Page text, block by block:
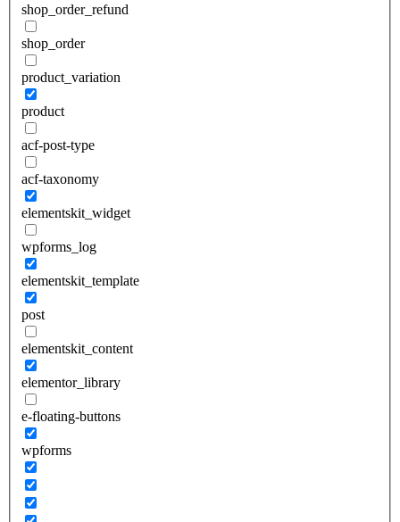
shop_order_refund
shop_order
product_variation
product
acf-post-type
acf-taxonomy
elementskit_widget
wpforms_log
elementskit_template
post
elementskit_content
elementor_library
e-floating-buttons
wpforms